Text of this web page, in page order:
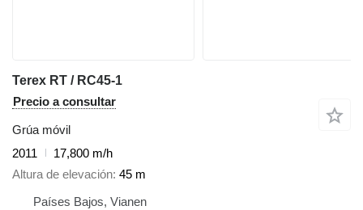
Terex RT / RC45-1
Precio a consultar
Grúa móvil
2011
17,800 m/h
Altura de elevación 45 m
Países Bajos, Vianen